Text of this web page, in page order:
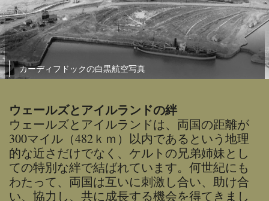
カーディフドックの白黒航空写真
ウェールズとアイルランドの絆
ウェールズとアイルランドは、両国の距離が
300マイル（482ｋｍ）以内であるという地理
的な近さだけでなく、ケルトの兄弟姉妹とし
ての特別な絆で結ばれています。何世紀にも
わたって、両国は互いに刺激し合い、助け合
い、協力し、共に成長する機会を得てきまし